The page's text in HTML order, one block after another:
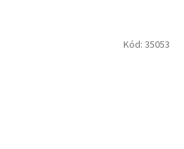
Kód: 35053